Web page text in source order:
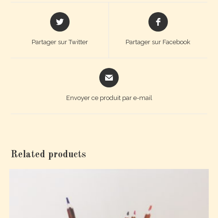
Partager sur Twitter Partager sur Facebook
Envoyer ce produit par e-mail
Related products